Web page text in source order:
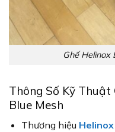
Ghế Helinox
Thông Số Kỹ Thuật
Blue Mesh
Thương hiệu Helinox